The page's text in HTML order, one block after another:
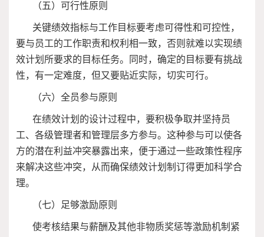
（五）可行性原则
关键绩效指标与工作目标要考虑可得性和可控性，
要与员工的工作职责和权利相一致，否则就难以实现绩
效计划所要求的目标任务。同时，确定的目标要有挑战
性，有一定难度，但又要贴近实际，切实可行。
（六）全员参与原则
在绩效计划的设计过程中，要积极争取并坚持员
工、各级管理者和管理层多方参与。这种参与可以使各
方的潜在利益冲突暴露出来，便于通过一些政策性程序
来解决这些冲突，从而确保绩效计划制订得更加科学合
理。
（七）足够激励原则
使考核结果与薪酬及其他非物质奖惩等激励机制紧